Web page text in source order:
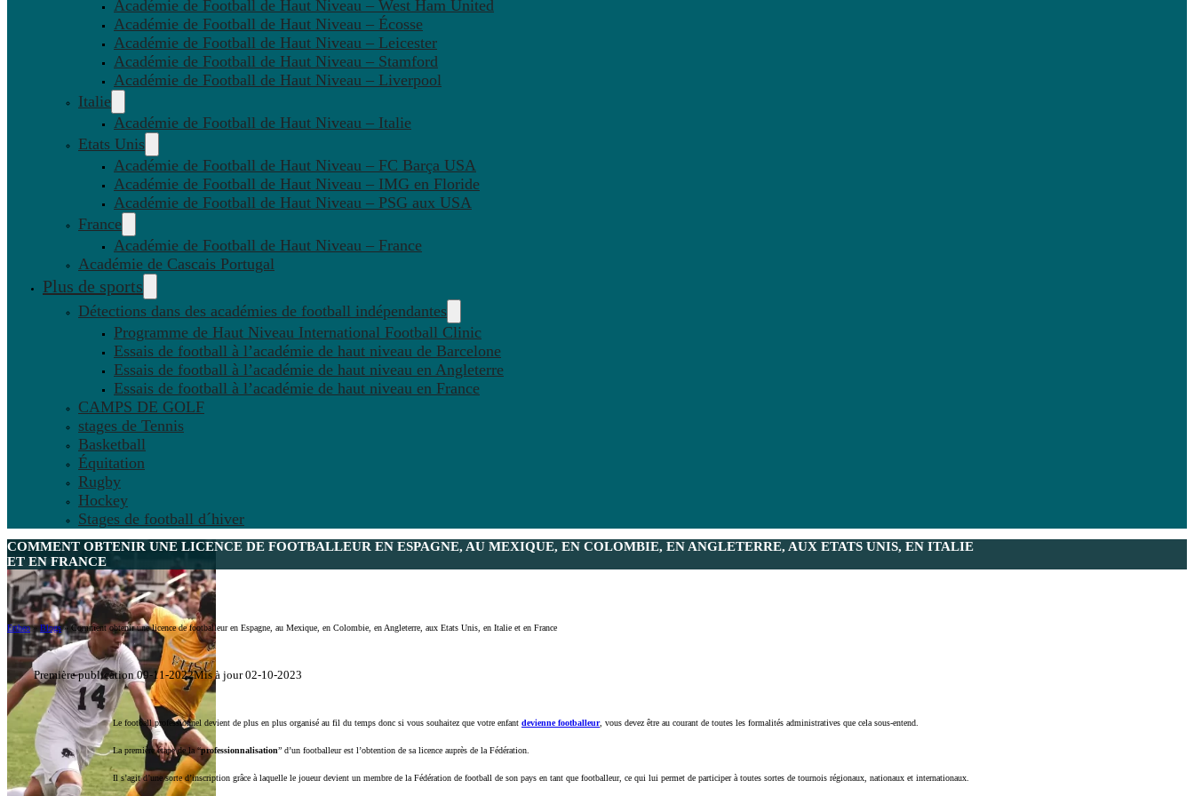
Académie de Football de Haut Niveau – West Ham United
Académie de Football de Haut Niveau – Écosse
Académie de Football de Haut Niveau – Leicester
Académie de Football de Haut Niveau – Stamford
Académie de Football de Haut Niveau – Liverpool
Italie
Académie de Football de Haut Niveau – Italie
Etats Unis
Académie de Football de Haut Niveau – FC Barça USA
Académie de Football de Haut Niveau – IMG en Floride
Académie de Football de Haut Niveau – PSG aux USA
France
Académie de Football de Haut Niveau – France
Académie de Cascais Portugal
Plus de sports
Détections dans des académies de football indépendantes
Programme de Haut Niveau International Football Clinic
Essais de football à l’académie de haut niveau de Barcelone
Essais de football à l’académie de haut niveau en Angleterre
Essais de football à l’académie de haut niveau en France
CAMPS DE GOLF
stages de Tennis
Basketball
Équitation
Rugby
Hockey
Stages de football d´hiver
COMMENT OBTENIR UNE LICENCE DE FOOTBALLEUR EN ESPAGNE, AU MEXIQUE, EN COLOMBIE, EN ANGLETERRE, AUX ETATS UNIS, EN ITALIE
ET EN FRANCE
Ertheo»Blogs» Comment obtenir une licence de footballeur en Espagne, au Mexique, en Colombie, en Angleterre, aux Etats Unis, en Italie et en France
Première publication 09-11-2022Mis à jour 02-10-2023
Le football professionnel devient de plus en plus organisé au fil du temps donc si vous souhaitez que votre enfant devienne footballeur, vous devez être au courant de toutes les formalités administratives que cela sous-entend.
La première étape de la “professionnalisation” d’un footballeur est l’obtention de sa licence auprès de la Fédération.
Il s’agit d’une sorte d’inscription grâce à laquelle le joueur devient un membre de la Fédération de football de son pays en tant que footballeur, ce qui lui permet de participer à toutes sortes de tournois régionaux, nationaux et internationaux.